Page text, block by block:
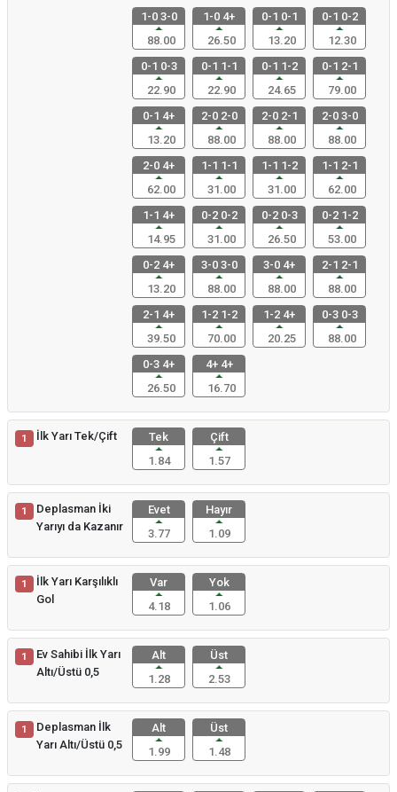
1-0 3-0
88.00
1-0 4+
26.50
0-1 0-1
13.20
0-1 0-2
12.30
0-1 0-3
22.90
0-1 1-1
22.90
0-1 1-2
24.65
0-1 2-1
79.00
0-1 4+
13.20
2-0 2-0
88.00
2-0 2-1
88.00
2-0 3-0
88.00
2-0 4+
62.00
1-1 1-1
31.00
1-1 1-2
31.00
1-1 2-1
62.00
1-1 4+
14.95
0-2 0-2
31.00
0-2 0-3
26.50
0-2 1-2
53.00
0-2 4+
13.20
3-0 3-0
88.00
3-0 4+
88.00
2-1 2-1
88.00
2-1 4+
39.50
1-2 1-2
70.00
1-2 4+
20.25
0-3 0-3
88.00
0-3 4+
26.50
4+ 4+
16.70
1 İlk Yarı Tek/Çift
Tek
1.84
Çift
1.57
1
Deplasman İki
Yarıyı da Kazanır
Evet
3.77
Hayır
1.09
1
İlk Yarı Karşılıklı
Gol
Var
4.18
Yok
1.06
1
Ev Sahibi İlk Yarı
Altı/Üstü 0,5
Alt
1.28
Üst
2.53
1
Deplasman İlk
Yarı Altı/Üstü 0,5
Alt
1.99
Üst
1.48